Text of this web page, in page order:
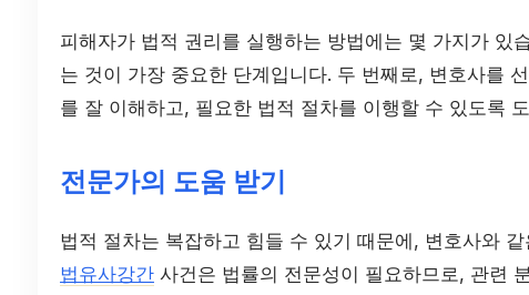
피해자가 법적 권리를 실행하는 방법에는 몇 가지가 있
는 것이 가장 중요한 단계입니다. 두 번째로, 변호사를
를 잘 이해하고, 필요한 법적 절차를 이행할 수 있도록
전문가의 도움 받기
법적 절차는 복잡하고 힘들 수 있기 때문에, 변호사와
법유사강간 사건은 법률의 전문성이 필요하므로, 관련